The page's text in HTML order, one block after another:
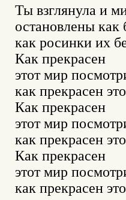
Ты взглянула и
остановлены как
как росинки их
    Как прекрасен
этот мир
как прекрасен
    Как прекрасен
этот мир
как прекрасен
    Как прекрасен
этот мир